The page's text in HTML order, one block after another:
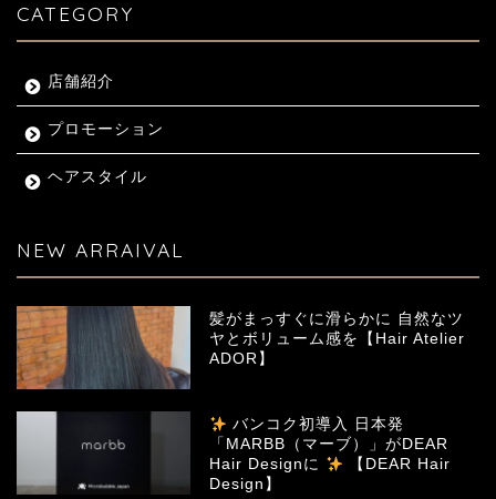
CATEGORY
店舗紹介
プロモーション
ヘアスタイル
NEW ARRAIVAL
髪がまっすぐに滑らかに 自然なツ
ヤとボリューム感を【Hair Atelier
ADOR】
バンコク初導入 日本発
「MARBB（マーブ）」がDEAR
Hair Designに
【DEAR Hair
Design】